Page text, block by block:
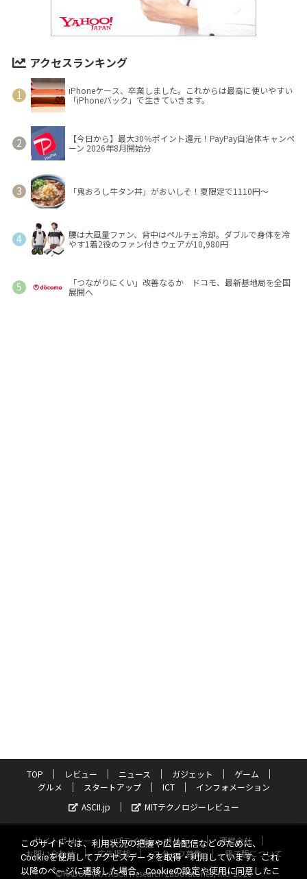
アクセスランキング
iPhoneケース、卒業しました。これからは最高に使いやすい
「iPhoneバック」で生きていきます。
【今日から】最大30％ポイント還元！PayPay自治体キャンペ
ーン 2026年8月開始分
「鬼おろし牛タン丼」がおいしそ！夏限定で1110円～
腰は大風量ファン、背中はペルチェ冷却。ダブルで身体を冷
やす1着2役のファン付きウェアが10,980円
「つながりにくい」改善なるか ドコモ、最新基地局を全国
展開へ
TOP レビュー ニュース ガジェット
ゲーム
グルメ
スタートアップ ICT
インフォメーション
ASCII.jp
MITテクノロジーレビュー
サイトポリシー プライバシーポリシー
運営会社
お問い合わせ
広告掲載 スタッフ募集
電子版について
©KADOKAWA ASCII Research Laboratories, Inc. 2026
このサイトでは、利用状況の把握や広告配信などのために、
Cookieを使用してアクセスデータを取得・利用しています。これ
以降のページに遷移した場合、Cookieの設定や使用に同意したこ